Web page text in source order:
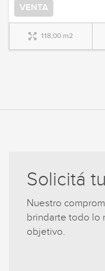
VENTA
118,00 m2
Solicitá
Nuestro
brindarte todo lo
objetivo.